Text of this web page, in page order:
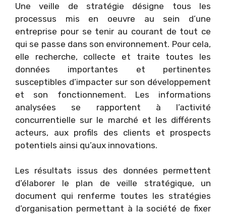
Une veille de stratégie désigne tous les
processus mis en oeuvre au sein d’une
entreprise pour se tenir au courant de tout ce
qui se passe dans son environnement. Pour cela,
elle recherche, collecte et traite toutes les
données importantes et pertinentes
susceptibles d’impacter sur son développement
et son fonctionnement. Les informations
analysées se rapportent à l’activité
concurrentielle sur le marché et les différents
acteurs, aux profils des clients et prospects
potentiels ainsi qu’aux innovations.
Les résultats issus des données permettent
d’élaborer le plan de veille stratégique, un
document qui renferme toutes les stratégies
d’organisation permettant à la société de fixer